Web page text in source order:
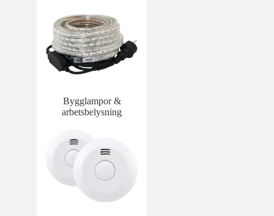
Bygglampor &
arbetsbelysning